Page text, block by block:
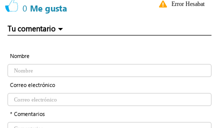
0 Me gusta Error Hesabat
Tu comentario
Nombre
Correo electrónico
* Comentarios